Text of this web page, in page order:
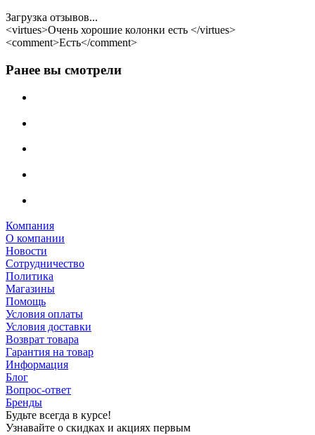
Загрузка отзывов...
<virtues>Очень хорошие колонки есть </virtues>
<comment>Есть</comment>
Ранее вы смотрели
Компания
О компании
Новости
Сотрудничество
Политика
Магазины
Помощь
Условия оплаты
Условия доставки
Возврат товара
Гарантия на товар
Информация
Блог
Вопрос-ответ
Бренды
Будьте всегда в курсе!
Узнавайте о скидках и акциях первым